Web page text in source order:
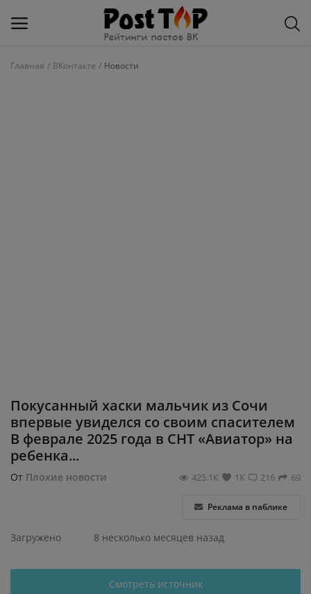
Главная ВКонтакте Новости
Покусанный хаски мальчик из Сочи
впервые увиделся со своим спасителем
В феврале 2025 года в СНТ «Авиатор» на
ребенка...
От Плохие новости 69
216
1К
425.1К
Реклама в паблике
Загружено 8 несколько месяцев назад
Смотреть источник